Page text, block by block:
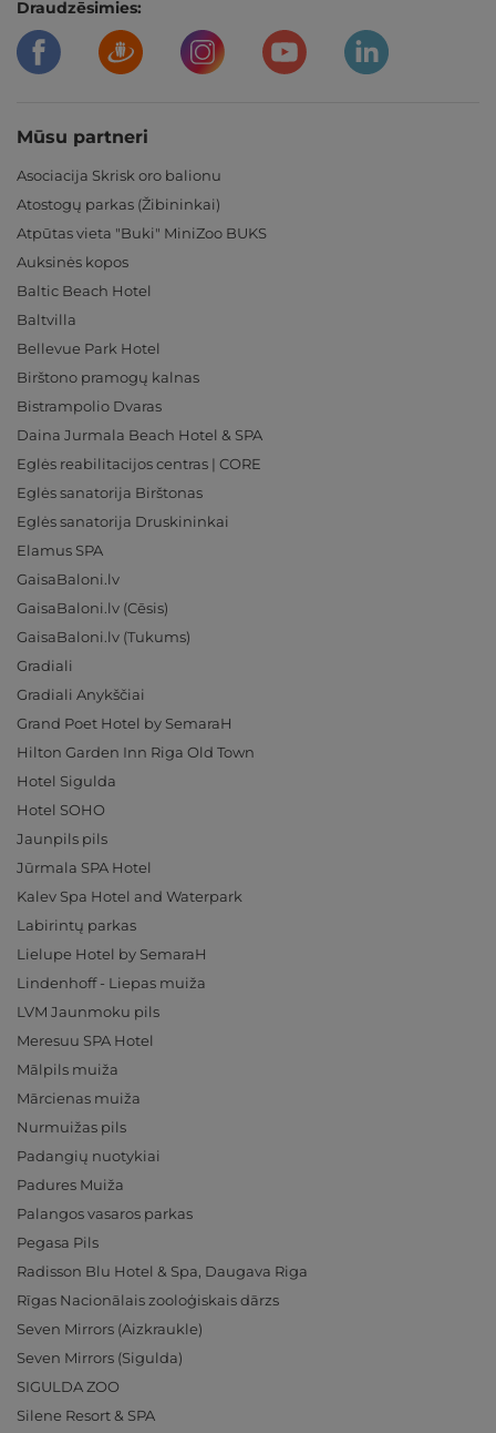
Draudzēsimies:
Mūsu partneri
Asociacija Skrisk oro balionu
Atostogų parkas (Žibininkai)
Atpūtas vieta "Buki" MiniZoo BUKS
Auksinės kopos
Baltic Beach Hotel
Baltvilla
Bellevue Park Hotel
Birštono pramogų kalnas
Bistrampolio Dvaras
Daina Jurmala Beach Hotel & SPA
Eglės reabilitacijos centras | CORE
Eglės sanatorija Birštonas
Eglės sanatorija Druskininkai
Elamus SPA
GaisaBaloni.lv
GaisaBaloni.lv (Cēsis)
GaisaBaloni.lv (Tukums)
Gradiali
Gradiali Anykščiai
Grand Poet Hotel by SemaraH
Hilton Garden Inn Riga Old Town
Hotel Sigulda
Hotel SOHO
Jaunpils pils
Jūrmala SPA Hotel
Kalev Spa Hotel and Waterpark
Labirintų parkas
Lielupe Hotel by SemaraH
Lindenhoff - Liepas muiža
LVM Jaunmoku pils
Meresuu SPA Hotel
Mālpils muiža
Mārcienas muiža
Nurmuižas pils
Padangių nuotykiai
Padures Muiža
Palangos vasaros parkas
Pegasa Pils
Radisson Blu Hotel & Spa, Daugava Riga
Rīgas Nacionālais zooloģiskais dārzs
Seven Mirrors (Aizkraukle)
Seven Mirrors (Sigulda)
SIGULDA ZOO
Silene Resort & SPA